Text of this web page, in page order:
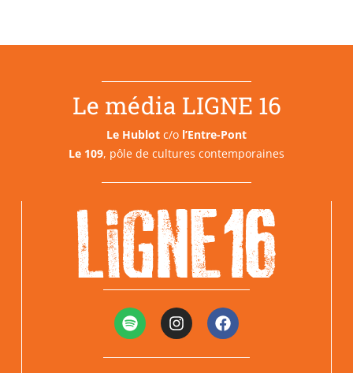
Le média LIGNE 16
Le Hublot c/o l’Entre-Pont
Le 109, pôle de cultures contemporaines